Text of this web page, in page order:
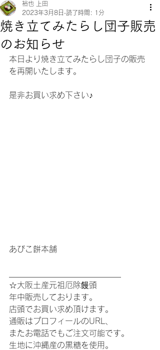
焼き立てみたらし団子販売
のお知らせ
裕也 上田
2023年3月8日 読了時間: 1分
本日より焼き立てみたらし団子の販売
を再開いたします。
是非お買い求め下さい♪
あびこ餅本舗
☆大阪土産元祖厄除饅頭
年中販売しております。
店頭でお買い求め頂けます。
通販はプロフィールのURL、
またお電話でもご注文可能です。
生地に沖縄産の黒糖を使用。